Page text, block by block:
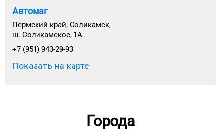
Автомаг
Пермский край, Соликамск,
ш. Соликамское, 1А
+7 (951) 943-29-93
Показать на карте
Города